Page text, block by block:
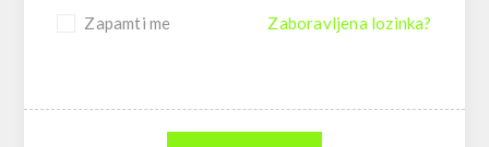
Zapamti me Zaboravljena lozinka?